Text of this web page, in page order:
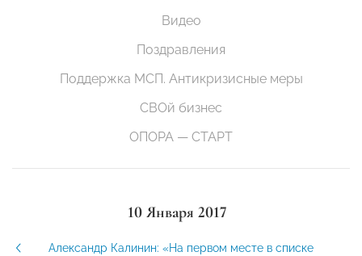
Видео
Поздравления
Поддержка МСП. Антикризисные меры
СВОй бизнес
ОПОРА — СТАРТ
10 Января 2017
Александр Калинин: «На первом месте в списке